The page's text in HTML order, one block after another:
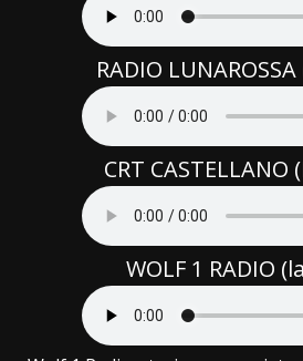
RADIO
CRT CASTELLANO
WOLF 1 RADIO